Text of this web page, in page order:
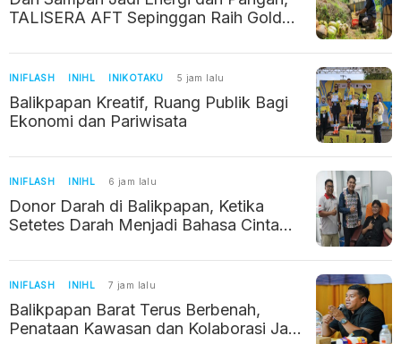
TALISERA AFT Sepinggan Raih Gold
INIFLASH INIHL INIKOTAKU 5 jam lalu
Balikpapan Kreatif, Ruang Publik Bagi
Ekonomi dan Pariwisata
INIFLASH INIHL 6 jam lalu
Donor Darah di Balikpapan, Ketika
Setetes Darah Menjadi Bahasa Cinta
INIFLASH INIHL 7 jam lalu
Balikpapan Barat Terus Berbenah,
Penataan Kawasan dan Kolaborasi Jadi